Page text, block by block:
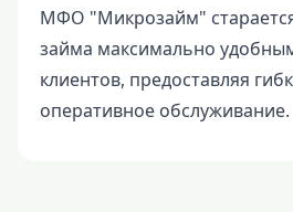
МФО "Микрозайм"
займа максимально
клиентов, предоставляя
оперативное обслуживание.